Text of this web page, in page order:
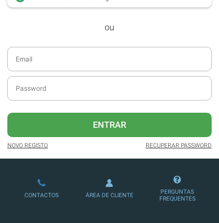
desde dezembro de 2016.
Acesso ao formato digital da SÁBADO
SÁBADO.
diário da atualidade.
publicidade reduzida e não invasiva
no site.
Possibilidade de ler e/ou ouvir artigos.
Ofertas e descontos em produtos,
serviços, eventos desportivos e
ou
ENTRAR
NOVO REGISTO RECUPERAR PASSWORD
CONTACTOS ÁREA DE CLIENTE
PERGUNTAS
FREQUENTES